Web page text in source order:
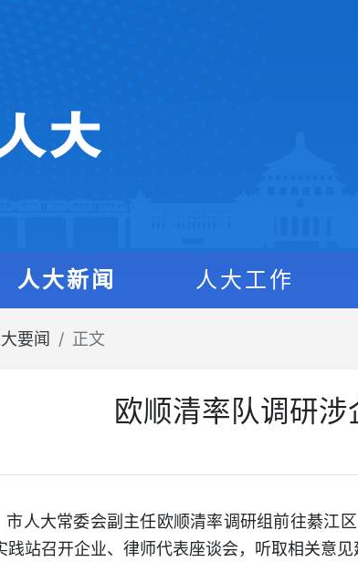
人大新闻 人大工作
要闻 正文
欧顺清率队调研
人大常委会副主任欧顺清率调研组前往綦江
践站召开企业、律师代表座谈会，听取相关意见